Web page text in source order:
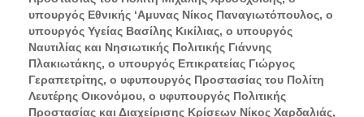
υπουργός Εθνικής ‘Αμυνας Νίκος Παναγιωτόπουλος, ο
υπουργός Υγείας Βασίλης Κικίλιας, ο υπουργός
Ναυτιλίας και Νησιωτικής Πολιτικής Γιάννης
Πλακιωτάκης, ο υπουργός Επικρατείας Γιώργος
Γεραπετρίτης, ο υφυπουργός Προστασίας του Πολίτη
Λευτέρης Οικονόμου, ο υφυπουργός Πολιτικής
Προστασίας και Διαχείρισης Κρίσεων Νίκος Χαρδαλιάς,